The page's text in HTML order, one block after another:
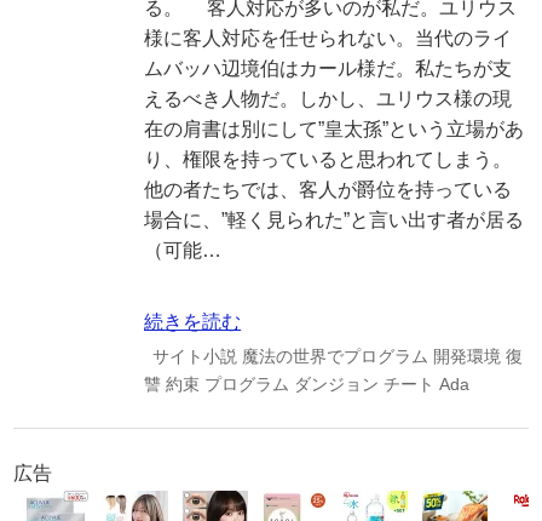
る。 客人対応が多いのが私だ。ユリウス
様に客人対応を任せられない。当代のライ
ムバッハ辺境伯はカール様だ。私たちが支
えるべき人物だ。しかし、ユリウス様の現
在の肩書は別にして”皇太孫”という立場があ
り、権限を持っていると思われてしまう。
他の者たちでは、客人が爵位を持っている
場合に、”軽く見られた”と言い出す者が居る
（可能…
続きを読む
サイト小説 魔法の世界でプログラム 開発環境 復
讐 約束 プログラム ダンジョン チート Ada
広告